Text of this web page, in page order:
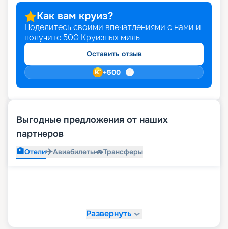
Как вам круиз?
Поделитесь своими впечатлениями с нами и
получите 500 Круизных миль
Оставить отзыв
+500
Выгодные предложения от наших
партнеров
🏨Отели✈️Авиабилеты🚗Трансферы
Развернуть